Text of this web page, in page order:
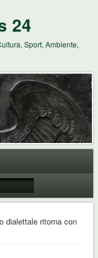
24
Sport, Ambiente,
dialettale ritorna con